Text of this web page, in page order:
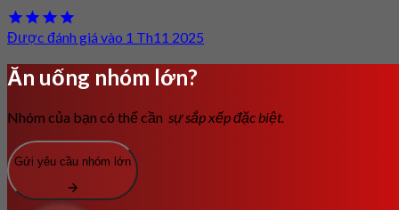
Được đánh giá vào 1 Th11 2025
Ăn uống nhóm lớn?
Nhóm của bạn có thể cần sự sắp xếp đặc biệt.
Gửi yêu cầu nhóm lớn